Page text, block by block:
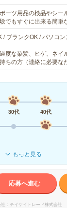
ーツ用品の検品やシー
でもすぐに出来る簡
/ ブランクOK / パソコ
度な染髪、ヒゲ、ネイ
ちの方（連絡に必要
30代 40代
もっと見る
応募へ進む
テイケイトレード株式会社